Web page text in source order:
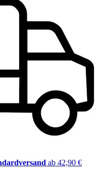
ab 42,90 €